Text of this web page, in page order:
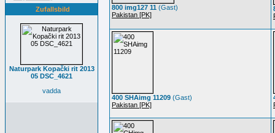
Zufallsbild
Naturpark Kopački rit 2013
05 DSC_4621
vadda
800 img127 11 (Gast)
Pakistan [PK]
400 SHAimg 11209 (Gast)
Pakistan [PK]